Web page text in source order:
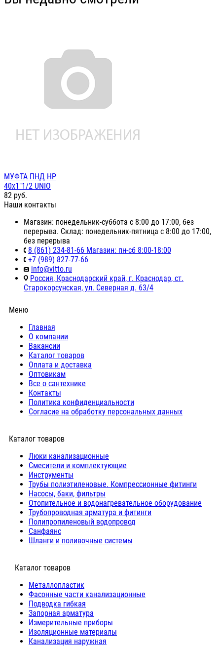
МУФТА ПНД НР
40х1"1/2 UNIO
82 руб.
Наши контакты
Магазин: понедельник-суббота с 8:00 до 17:00, без
перерыва. Склад: понедельник-пятница с 8:00 до 17:00,
без перерыва
8 (861) 234-81-66 Магазин: пн-сб 8:00-18:00
+7 (989) 827-77-66
info@vitto.ru
Россия, Краснодарский край, г. Краснодар, ст.
Старокорсунская, ул. Северная д. 63/4
Меню
Главная
О компании
Вакансии
Каталог товаров
Оплата и доставка
Оптовикам
Все о сантехнике
Контакты
Политика конфиденциальности
Согласие на обработку персональных данных
Каталог товаров
Люки канализационные
Cмесители и комплектующие
Инструменты
Трубы полиэтиленовые. Компрессионные фитинги
Насосы, баки, фильтры
Отопительное и водонагревательное оборудование
Трубопроводная арматура и фитинги
Полипропиленовый водопровод
Санфаянс
Шланги и поливочные системы
⠀Каталог товаров
Металлопластик
Фасонные части канализационные
Подводка гибкая
Запорная арматура
Измерительные приборы
Изоляционные материалы
Канализация наружная